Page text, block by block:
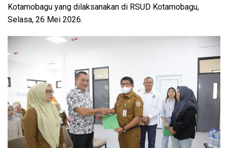
Kotamobagu yang dilaksanakan di RSUD Kotamobagu,
Selasa, 26 Mei 2026.